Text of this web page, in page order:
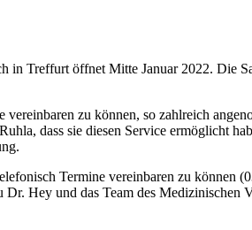
in Treffurt öffnet Mitte Januar 2022. Die
zu können, so zahlreich
dass sie diesen Service ermöglicht
Termine vereinbaren zu können
Hey und das Team des Medizinischen